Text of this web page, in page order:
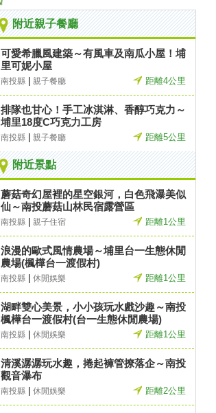
附近親子餐廳
可愛希臘風建築～有風車及南瓜小屋！埔
里可妮小屋
南投縣 親子餐廳 距離4公里
排隊也甘心！手工冰淇淋、香醇巧克力～
埔里18度C巧克力工房
南投縣 親子餐廳 距離5公里
附近景點
蘑菇奇幻屋裡的星空銀河，白色飛瀑美似
仙～南投蘑菇山林民宿露營區
南投縣 親子住宿 距離1公里
浪漫的歐式風情農場～埔里台一生態休閒
農場(楓樺台一渡假村)
南投縣 休閒娛樂 距離1公里
湖畔雙心美景，小小孩玩水戲沙趣～南投
楓樺台一渡假村(台一生態休閒農場)
南投縣 休閒娛樂 距離1公里
清溪潺潺玩水趣，捲起褲管撩落企～南投
觀音瀑布
南投縣 休閒娛樂 距離2公里